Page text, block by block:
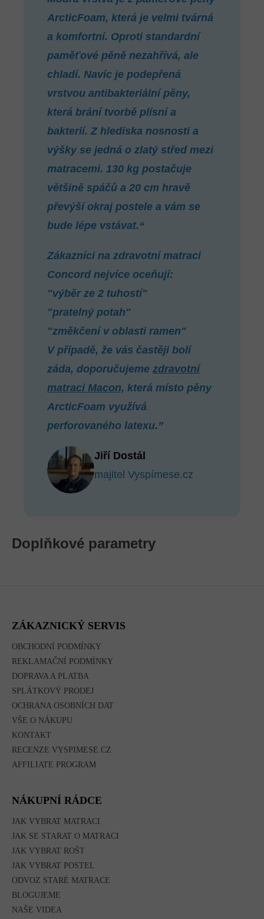
ArcticFoam, která je velmi tvárná
a komfortní. Oproti standardní
paměťové pěně nezahřívá, ale
chladí. Navíc je podepřená
vrstvou antibakteriální pěny,
která brání tvorbě plísní a
bakterií. Z hlediska nosnosti a
výšky se jedná o zlatý střed mezi
matracemi. 130 kg postačuje
většině spáčů a 20 cm hravě
převýší okraj postele a vám se
bude lépe vstávat.“
Zákazníci na zdravotní matraci
Concord nejvíce oceňují:
"výběr ze 2 tuhostí"
"pratelný potah"
"změkčení v oblasti ramen"
V případě, že vás častěji bolí
záda, doporučujemezdravotní
matraci Macon, která místo pěny
ArcticFoam využívá
perforovaného latexu.”
Jiří Dostál
majitel Vyspímese.cz
Doplňkové parametry
ZÁKAZNICKÝ SERVIS
OBCHODNÍ PODMÍNKY
REKLAMAČNÍ PODMÍNKY
DOPRAVA A PLATBA
SPLÁTKOVÝ PRODEJ
OCHRANA OSOBNÍCH DAT
VŠE O NÁKUPU
KONTAKT
RECENZE VYSPIMESE.CZ
AFFILIATE PROGRAM
NÁKUPNÍ RÁDCE
JAK VYBRAT MATRACI
JAK SE STARAT O MATRACI
JAK VYBRAT ROŠT
JAK VYBRAT POSTEL
ODVOZ STARÉ MATRACE
BLOGUJEME
NAŠE VIDEA